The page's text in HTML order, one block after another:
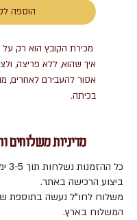
הוספה
מכירת הקובץ הוא רק על
איך שהוא, ללא פריצה,
אסור להעבירם לאחרים,
בכיתה.
מדיניות משלוחים
כל
ביצוע הרכישה באתר.
המשלוח בארץ.